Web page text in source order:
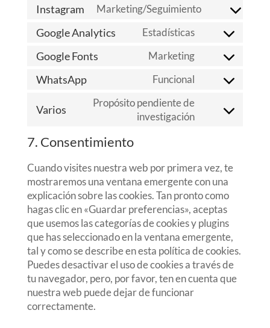
themes)
google-
Instagram Marketing/Seguimiento
Consent
instagram
Google Analytics Estadísticas
Consent
google-
Google Fonts Marketing
Consent
WhatsApp Funcional
Consent
service
Varios
Propósito pendiente de
investigación
Consent
7. Consentimiento
Cuando visites nuestra web por primera vez, te
mostraremos una ventana emergente con una
explicación sobre las cookies. Tan pronto como
hagas clic en «Guardar preferencias», aceptas
que usemos las categorías de cookies y plugins
que has seleccionado en la ventana emergente,
tal y como se describe en esta política de cookies.
Puedes desactivar el uso de cookies a través de
tu navegador, pero, por favor, ten en cuenta que
nuestra web puede dejar de funcionar
correctamente.